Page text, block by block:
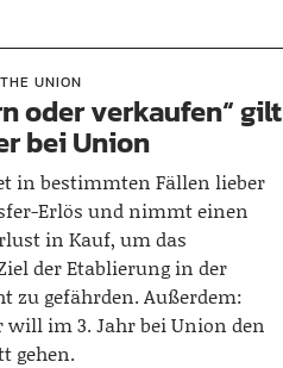
UNION
oder verkaufen“ gilt
bei Union
in bestimmten Fällen lieber
Erlös und nimmt einen
in Kauf, um das
der Etablierung in der
zu gefährden. Außerdem:
will im 3. Jahr bei Union den
gehen.